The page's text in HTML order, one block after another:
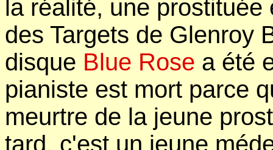
la réalité, une
des Targets de Glenroy
disque Blue Rose a été
pianiste est mort parce
meurtre de la jeune
tard, c'est un jeune